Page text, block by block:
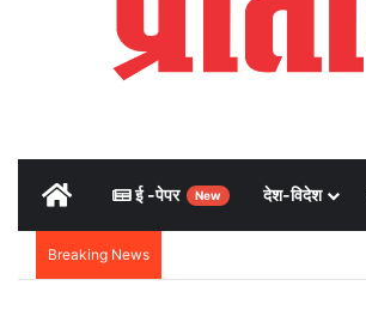
Home ई -पेपर New देश-विदेश
Breaking News